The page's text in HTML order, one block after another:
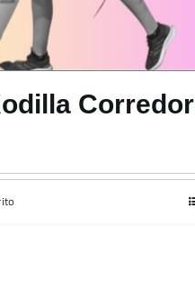
Corredor